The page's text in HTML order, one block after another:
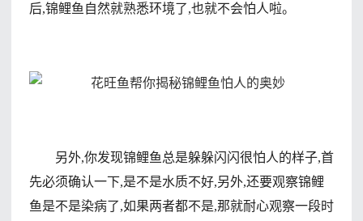
后,锦鲤鱼自然就熟悉环境了,也就不会怕人啦。
另外,你发现锦鲤鱼总是躲躲闪闪很怕人的样子,首
先必须确认一下,是不是水质不好,另外,还要观察锦鲤
鱼是不是染病了,如果两者都不是,那就耐心观察一段时